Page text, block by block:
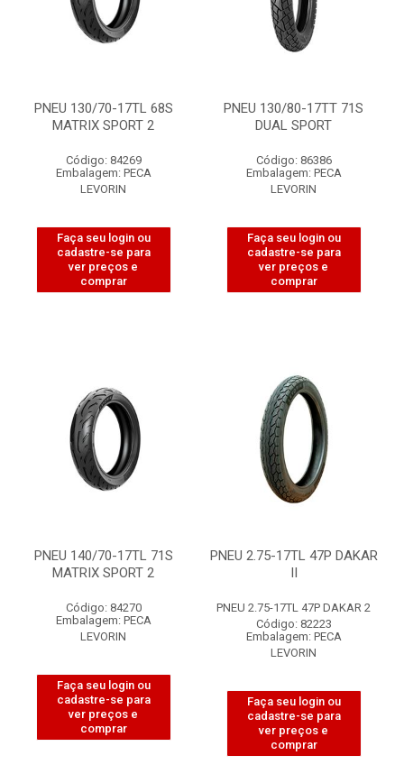
PNEU 130/70-17TL 68S
MATRIX SPORT 2
Código: 84269
Embalagem: PECA
LEVORIN
Faça seu login ou
cadastre-se para
ver preços e
comprar
PNEU 130/80-17TT 71S
DUAL SPORT
Código: 86386
Embalagem: PECA
LEVORIN
Faça seu login ou
cadastre-se para
ver preços e
comprar
PNEU 140/70-17TL 71S
MATRIX SPORT 2
Código: 84270
Embalagem: PECA
LEVORIN
Faça seu login ou
cadastre-se para
ver preços e
comprar
PNEU 2.75-17TL 47P DAKAR
II
PNEU 2.75-17TL 47P DAKAR 2
Código: 82223
Embalagem: PECA
LEVORIN
Faça seu login ou
cadastre-se para
ver preços e
comprar